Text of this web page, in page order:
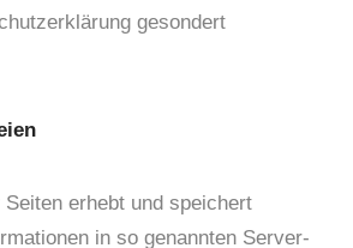
gesondert
erhebt und speichert
in so genannten Server-